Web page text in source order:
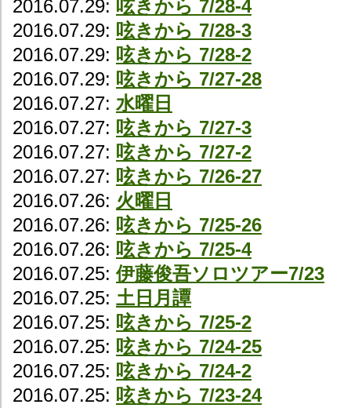
2016.07.29: 呟きから 7/28-4
2016.07.29: 呟きから 7/28-3
2016.07.29: 呟きから 7/28-2
2016.07.29: 呟きから 7/27-28
2016.07.27: 水曜日
2016.07.27: 呟きから 7/27-3
2016.07.27: 呟きから 7/27-2
2016.07.27: 呟きから 7/26-27
2016.07.26: 火曜日
2016.07.26: 呟きから 7/25-26
2016.07.26: 呟きから 7/25-4
2016.07.25:伊藤俊吾ソロツアー7/23
2016.07.25: 土日月譚
2016.07.25: 呟きから 7/25-2
2016.07.25: 呟きから 7/24-25
2016.07.25: 呟きから 7/24-2
2016.07.25: 呟きから 7/23-24